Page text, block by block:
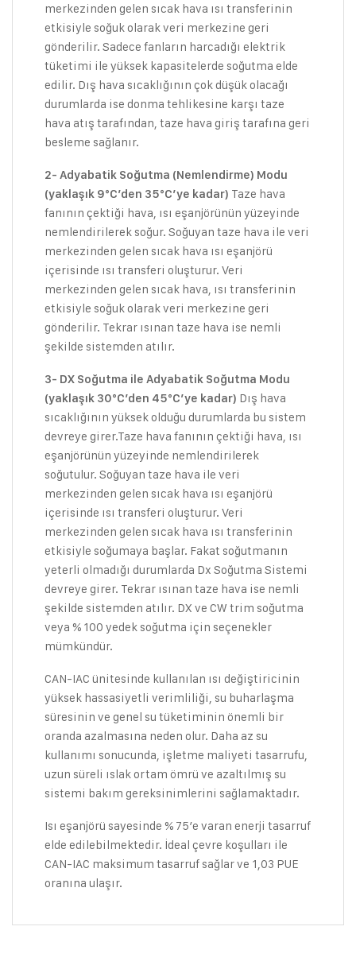
merkezinden gelen sıcak hava ısı transferinin
etkisiyle soğuk olarak veri merkezine geri
gönderilir. Sadece fanların harcadığı elektrik
tüketimi ile yüksek kapasitelerde soğutma elde
edilir. Dış hava sıcaklığının çok düşük olacağı
durumlarda ise donma tehlikesine karşı taze
hava atış tarafından, taze hava giriş tarafına geri
besleme sağlanır.
2- Adyabatik Soğutma (Nemlendirme) Modu
(yaklaşık 9°C’den 35°C’ye kadar) Taze hava
fanının çektiği hava, ısı eşanjörünün yüzeyinde
nemlendirilerek soğur. Soğuyan taze hava ile veri
merkezinden gelen sıcak hava ısı eşanjörü
içerisinde ısı transferi oluşturur. Veri
merkezinden gelen sıcak hava, ısı transferinin
etkisiyle soğuk olarak veri merkezine geri
gönderilir. Tekrar ısınan taze hava ise nemli
şekilde sistemden atılır.
3- DX Soğutma ile Adyabatik Soğutma Modu
(yaklaşık 30°C’den 45°C’ye kadar) Dış hava
sıcaklığının yüksek olduğu durumlarda bu sistem
devreye girer.Taze hava fanının çektiği hava, ısı
eşanjörünün yüzeyinde nemlendirilerek
soğutulur. Soğuyan taze hava ile veri
merkezinden gelen sıcak hava ısı eşanjörü
içerisinde ısı transferi oluşturur. Veri
merkezinden gelen sıcak hava ısı transferinin
etkisiyle soğumaya başlar. Fakat soğutmanın
yeterli olmadığı durumlarda Dx Soğutma Sistemi
devreye girer. Tekrar ısınan taze hava ise nemli
şekilde sistemden atılır. DX ve CW trim soğutma
veya % 100 yedek soğutma için seçenekler
mümkündür.
CAN-IAC ünitesinde kullanılan ısı değiştiricinin
yüksek hassasiyetli verimliliği, su buharlaşma
süresinin ve genel su tüketiminin önemli bir
oranda azalmasına neden olur. Daha az su
kullanımı sonucunda, işletme maliyeti tasarrufu,
uzun süreli ıslak ortam ömrü ve azaltılmış su
sistemi bakım gereksinimlerini sağlamaktadır.
Isı eşanjörü sayesinde % 75’e varan enerji tasarruf
elde edilebilmektedir. İdeal çevre koşulları ile
CAN-IAC maksimum tasarruf sağlar ve 1,03 PUE
oranına ulaşır.